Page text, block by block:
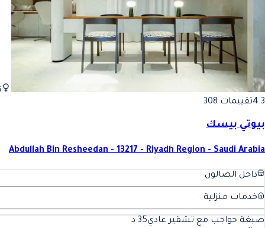
4.3تقييمات 308
بيوتي بيسك
Abdullah Bin Resheedan - 13217 - Riyadh Region - Saudi Arabia
داخل الصالون
خدمات منزلية
صبغة حواجب مع تشقير عادي35 د